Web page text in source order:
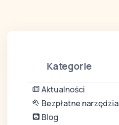
Kategorie
Aktualności
Bezpłatne narzędzia
Blog